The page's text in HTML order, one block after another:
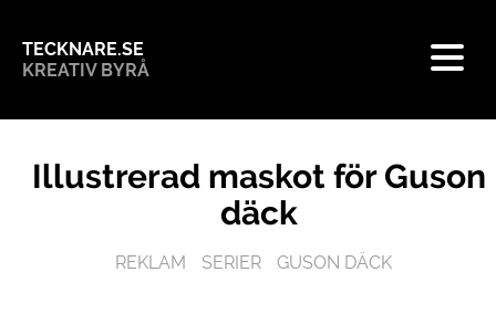
TECKNARE.SE
KREATIV BYRÅ
Illustrerad maskot för Guson
däck
REKLAM SERIER GUSON DÄCK